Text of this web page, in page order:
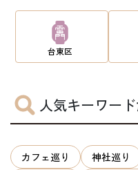
ビ
ゲ
シ
ョ
ン
台東区
人気キーワー
カフェ巡り 神社巡り